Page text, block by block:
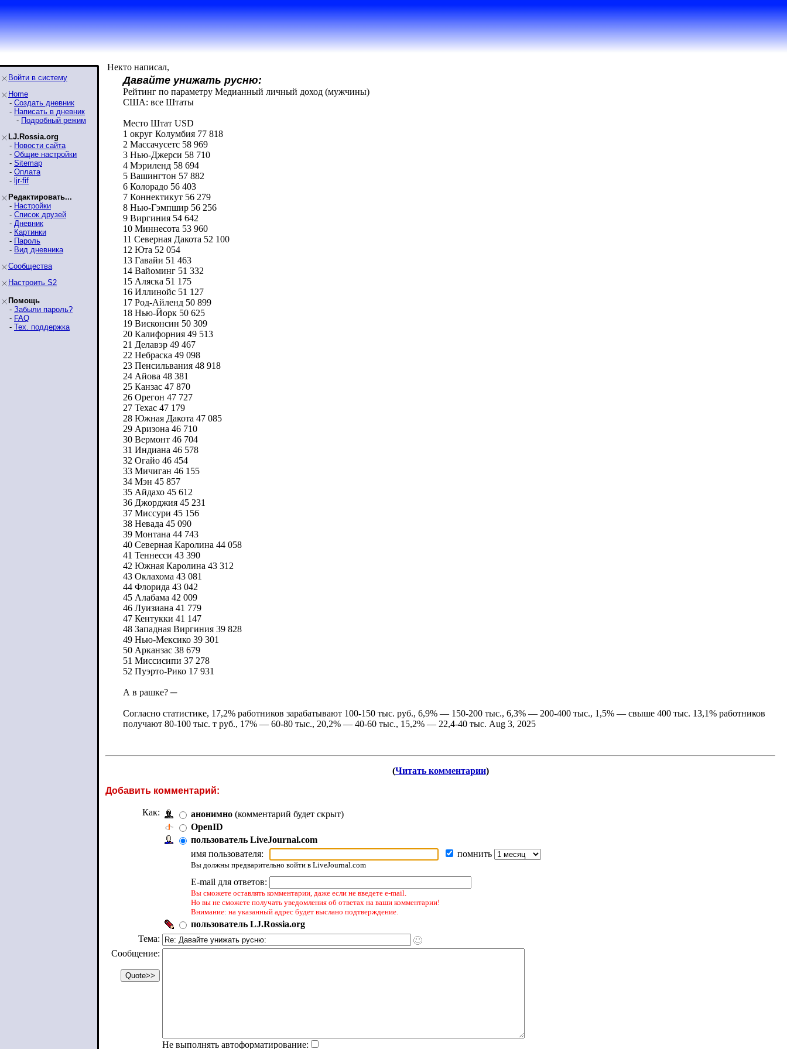
Войти в систему
Home
- Создать дневник
- Написать в дневник
- Подробный режим
LJ.Rossia.org
- Новости сайта
- Общие настройки
- Sitemap
- Оплата
- ljr-fif
Редактировать...
- Настройки
- Список друзей
- Дневник
- Картинки
- Пароль
- Вид дневника
Сообщества
Настроить S2
Помощь
- Забыли пароль?
- FAQ
- Тех. поддержка
Некто написал,
Давайте унижать русню:
Рейтинг по параметру Медианный личный доход (мужчины)
США: все Штаты
Место Штат USD
1 округ Колумбия 77 818
2 Массачусетс 58 969
3 Нью-Джерси 58 710
4 Мэриленд 58 694
5 Вашингтон 57 882
6 Колорадо 56 403
7 Коннектикут 56 279
8 Нью-Гэмпшир 56 256
9 Виргиния 54 642
10 Миннесота 53 960
11 Северная Дакота 52 100
12 Юта 52 054
13 Гавайи 51 463
14 Вайоминг 51 332
15 Аляска 51 175
16 Иллинойс 51 127
17 Род-Айленд 50 899
18 Нью-Йорк 50 625
19 Висконсин 50 309
20 Калифорния 49 513
21 Делавэр 49 467
22 Небраска 49 098
23 Пенсильвания 48 918
24 Айова 48 381
25 Канзас 47 870
26 Орегон 47 727
27 Техас 47 179
28 Южная Дакота 47 085
29 Аризона 46 710
30 Вермонт 46 704
31 Индиана 46 578
32 Огайо 46 454
33 Мичиган 46 155
34 Мэн 45 857
35 Айдахо 45 612
36 Джорджия 45 231
37 Миссури 45 156
38 Невада 45 090
39 Монтана 44 743
40 Северная Каролина 44 058
41 Теннесси 43 390
42 Южная Каролина 43 312
43 Оклахома 43 081
44 Флорида 43 042
45 Алабама 42 009
46 Луизиана 41 779
47 Кентукки 41 147
48 Западная Виргиния 39 828
49 Нью-Мексико 39 301
50 Арканзас 38 679
51 Миссисипи 37 278
52 Пуэрто-Рико 17 931
А в рашке? ─
Согласно статистике, 17,2% работников зарабатывают 100-150 тыс. руб., 6,9% — 150-200 тыс., 6,3% — 200-400 тыс., 1,5% — свыше 400 тыс. 13,1% работников
получают 80-100 тыс. т руб., 17% — 60-80 тыс., 20,2% — 40-60 тыс., 15,2% — 22,4-40 тыс. Aug 3, 2025
(Читать комментарии)
Добавить комментарий:
Как: анонимно (комментарий будет скрыт)
OpenID
пользователь LiveJournal.com
имя пользователя:
помнить
Вы должны предварительно войти в LiveJournal.com
E-mail для ответов:
Вы сможете оставлять комментарии, даже если не введете e-mail.
Но вы не сможете получать уведомления об ответах на ваши комментарии!
Внимание: на указанный адрес будет выслано подтверждение.
пользователь LJ.Rossia.org
Тема:
Сообщение:
Не выполнять автоформатирование: